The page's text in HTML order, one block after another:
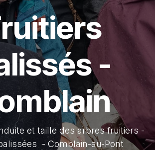
-
et taille des arbres fruitiers -
- Comblain-au-Pont